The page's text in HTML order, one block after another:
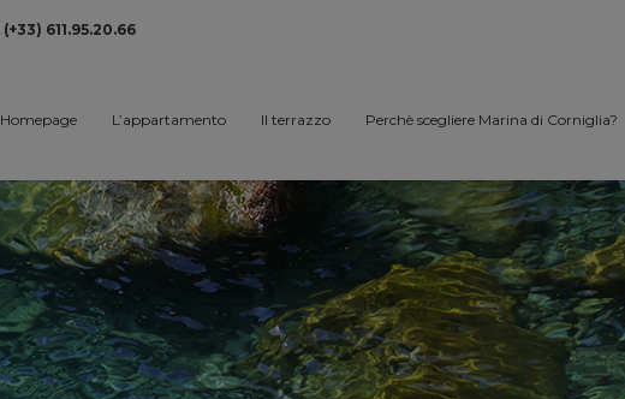
(+33) 611.95.20.66
Homepage L’appartamento Il terrazzo Perchè scegliere Marina di Corniglia?